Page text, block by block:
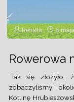
Renata 6
Rowerowa
Tak się złożyło,
zobaczyliśmy
Kotlinę